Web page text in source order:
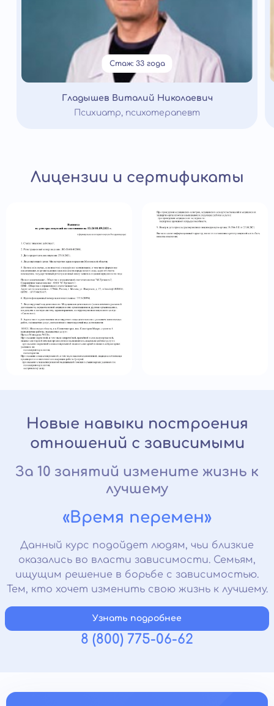
Стаж: 33 года
Гладышев Виталий Николаевич
Психиатр, психотерапевт
Лицензии и сертификаты
Новые навыки построения
отношений с зависимыми
За 10 занятий измените жизнь к
лучшему
«Время перемен»
Данный курс подойдет людям, чьи близкие
оказались во власти зависимости. Семьям,
ищущим решение в борьбе с зависимостью.
Тем, кто хочет изменить свою жизнь к лучшему.
Узнать подробнее
8 (800) 775-06-62